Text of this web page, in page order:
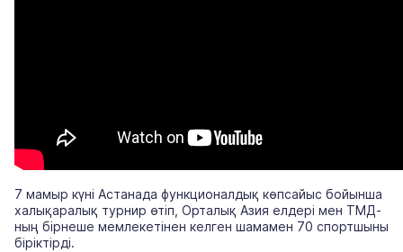
7 мамыр күні Астанада функционалдық көпсайыс бойынша
халықаралық турнир өтіп, Орталық Азия елдері мен ТМД-
ның бірнеше мемлекетінен келген шамамен 70 спортшыны
біріктірді.